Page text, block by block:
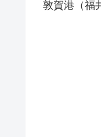
敦賀港（福